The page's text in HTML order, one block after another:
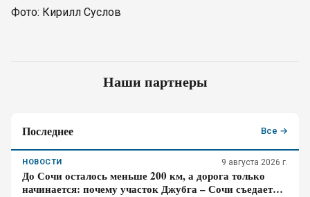
Фото: Кирилл Суслов
Наши партнеры
Последнее Все →
НОВОСТИ 9 августа 2026 г.
До Сочи осталось меньше 200 км, а дорога только
начинается: почему участок Джубга – Сочи съедает